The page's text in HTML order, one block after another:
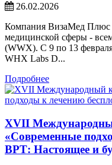
26.02.2026
Компания ВизаМед Плюс
медицинской сферы -
(WWX). С 9 по 13
WHX Labs D...
Подробнее
XVII
«Современные
ВРТ: Настоящее и